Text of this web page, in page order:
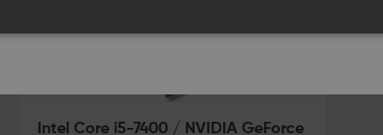
Intel Core i5-7400 / NVIDIA GeForce